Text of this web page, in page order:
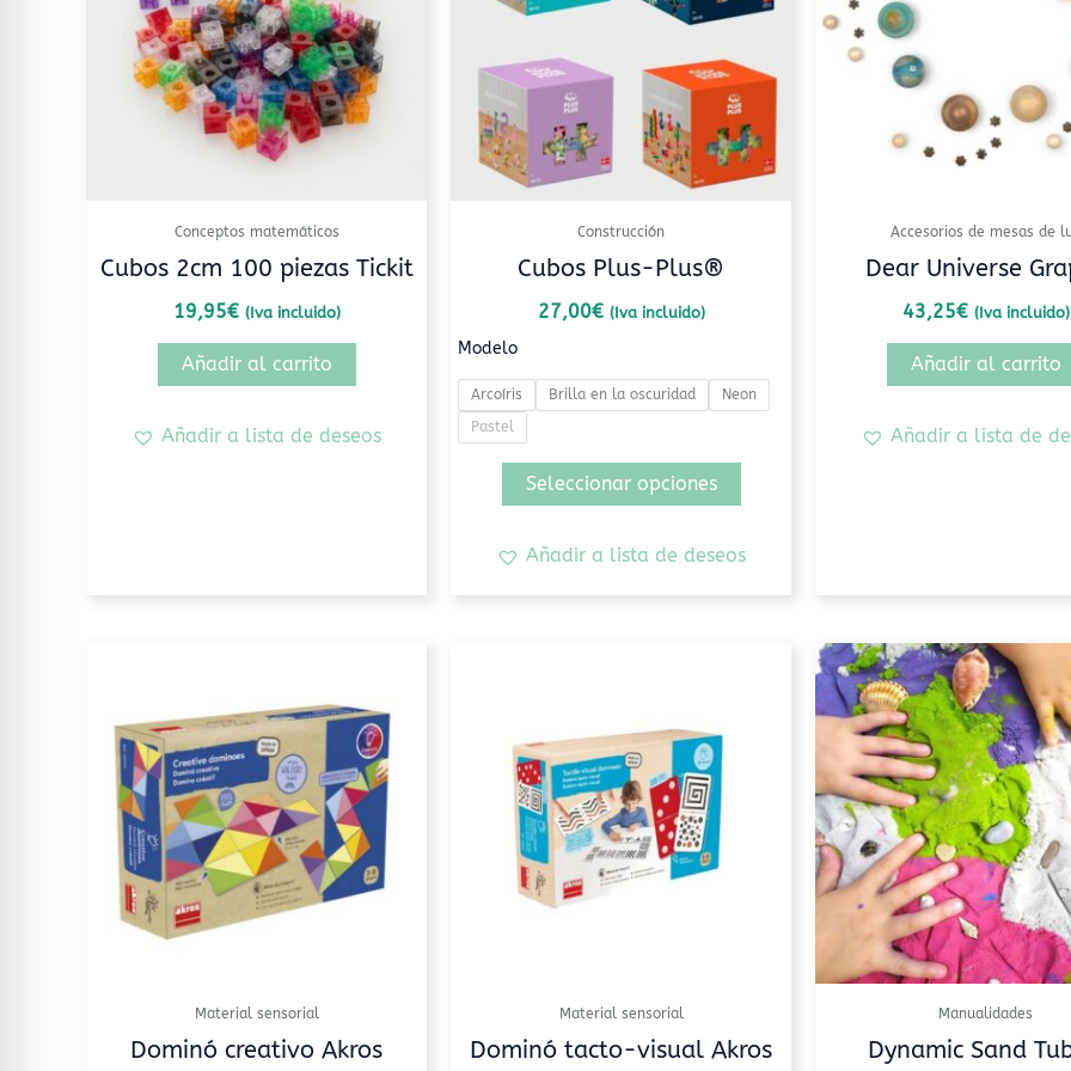
Conceptos matemáticos
Cubos 2cm 100 piezas Tickit
19,95€ (Iva incluido)
Añadir al carrito
Añadir a lista de deseos
Construcción
Cubos Plus-Plus®
27,00€ (Iva incluido)
Modelo
Arcoíris Brilla en la oscuridad
Neon
Pastel
Seleccionar opciones
opciones
se
pueden
elegir
en
Añadir a lista de deseos
Accesorios de mesas de
Dear Universe
43,25€ (Iva incluido)
Añadir al carrito
Añadir a lista de
Material sensorial
Dominó creativo Akros
Material sensorial
Dominó tacto-visual Akros
Manualidades
Dynamic Sand
Rango
de
desde
hasta